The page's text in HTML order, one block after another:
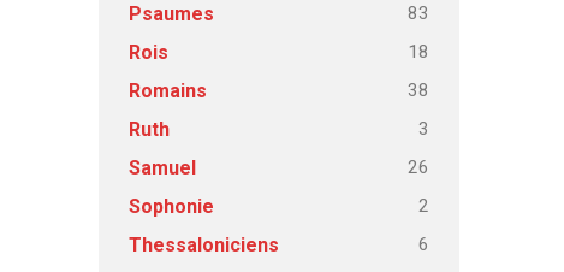
Psaumes 83
Rois 18
Romains 38
Ruth 3
Samuel 26
Sophonie 2
Thessaloniciens
6